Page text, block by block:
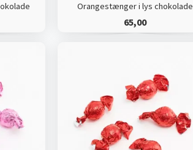
Orangestænger i lys chokolade
65,00